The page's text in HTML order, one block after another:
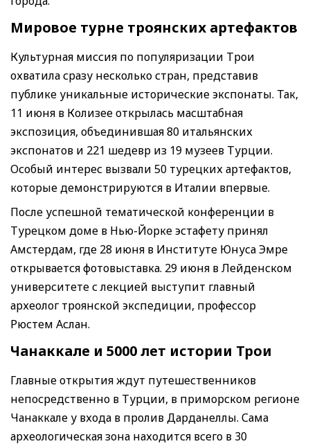
Мировое турне троянских артефактов
Культурная миссия по популяризации Трои
охватила сразу несколько стран, представив
публике уникальные исторические экспонаты. Так,
11 июня в Колизее открылась масштабная
экспозиция, объединившая 80 итальянских
экспонатов и 221 шедевр из 19 музеев Турции.
Особый интерес вызвали 50 турецких артефактов,
которые демонстрируются в Италии впервые.
После успешной тематической конференции в
Турецком доме в Нью-Йорке эстафету принял
Амстердам, где 28 июня в Институте Юнуса Эмре
открывается фотовыставка. 29 июня в Лейденском
университете с лекцией выступит главный
археолог троянской экспедиции, профессор
Рюстем Аслан.
Чанаккале и 5000 лет истории Трои
Главные открытия ждут путешественников
непосредственно в Турции, в приморском регионе
Чанаккале у входа в пролив Дарданеллы. Сама
археологическая зона находится всего в 30